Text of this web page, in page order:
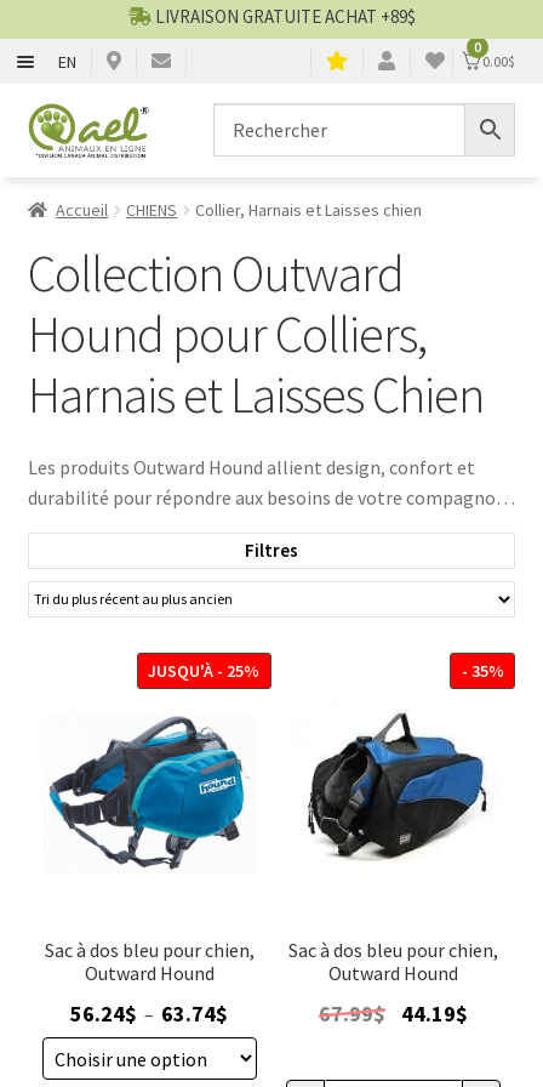
EN
0
0.00$
Aller
à
navigation
Aller
au
LIVRAISON GRATUITE ACHAT +89$
CHIENS
SERVICES
PAR MARQUES
VENTES
Accueil CHIENS Collier, Harnais et Laisses chien
Collection Outward
Hound pour Colliers,
Harnais et Laisses Chien
Les produits Outward Hound allient design, confort et
durabilité pour répondre aux besoins de votre compagnon
à quatre pattes. Découvrez une gamme variée de colliers,
harnais et laisses adaptée à tous les styles et tailles de
chiens. Fabriqués avec des matériaux de qualité, ces
accessoires garantissent sécurité et élégance lors de vos
promenades. Offrez à votre chien le meilleur avec les
produits Outward Hound disponibles sur
Filtres
Sac à dos bleu pour chien,
Outward Hound
JUSQU'À - 25%
56.24$ – 63.74$
de
prix :
Sac à dos bleu pour chien,
Outward Hound
- 35%
67.99$
Le44.19$